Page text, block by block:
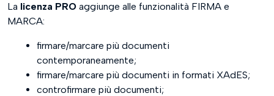
La licenza PRO aggiunge alle funzionalità FIRMA e
MARCA:
firmare/marcare più documenti
contemporaneamente;
firmare/marcare più documenti in formati XAdES;
controfirmare più documenti;